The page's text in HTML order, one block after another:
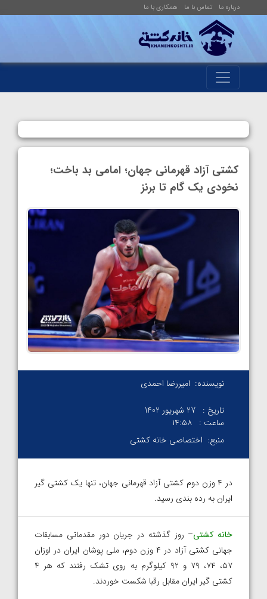
درباره ما تماس با ما همکاری با ما
کشتی آزاد قهرمانی جهان؛ امامی بد باخت؛
نخودی یک گام تا برنز
نویسنده: امیررضا احمدی
تاریخ : 27 شهریور 1402
ساعت : ۱۴:۵۸
منبع: اختصاصی خانه کشتی
در ۴ وزن دوم کشتی آزاد قهرمانی جهان، تنها یک کشتی گیر
ایران به رده بندی رسید.
خانه کشتی– روز گذشته در جریان دور مقدماتی مسابقات
جهانی کشتی آزاد در ۴ وزن دوم، ملی پوشان ایران در اوزان
۵۷، ۷۴، ۷۹ و ۹۲ کیلوگرم به روی تشک رفتند که هر ۴
کشتی گیر ایران مقابل رقبا شکست خوردند.